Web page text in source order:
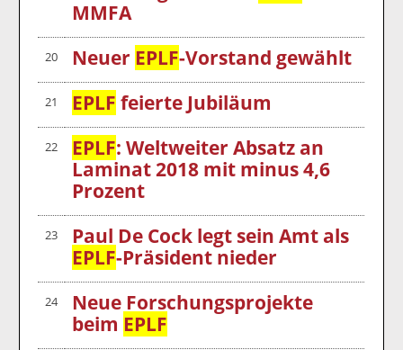
MMFA
20 Neuer EPLF-Vorstand gewählt
21 EPLF feierte Jubiläum
22 EPLF: Weltweiter Absatz an
Laminat 2018 mit minus 4,6
Prozent
23
Paul De Cock legt sein Amt als
EPLF-Präsident nieder
24
Neue Forschungsprojekte
beim EPLF